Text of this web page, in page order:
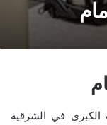
في الشرقية